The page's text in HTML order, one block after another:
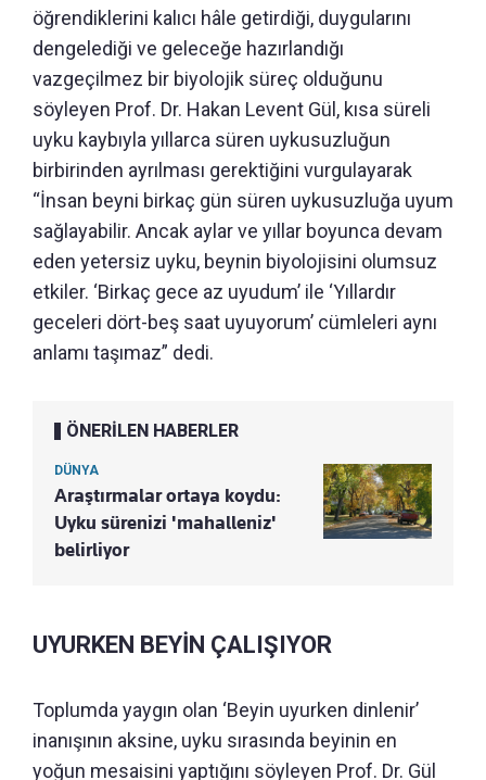
öğrendiklerini kalıcı hâle getirdiği, duygularını
dengelediği ve geleceğe hazırlandığı
vazgeçilmez bir biyolojik süreç olduğunu
söyleyen Prof. Dr. Hakan Levent Gül, kısa süreli
uyku kaybıyla yıllarca süren uykusuzluğun
birbirinden ayrılması gerektiğini vurgulayarak
“İnsan beyni birkaç gün süren uykusuzluğa uyum
sağlayabilir. Ancak aylar ve yıllar boyunca devam
eden yetersiz uyku, beynin biyolojisini olumsuz
etkiler. ‘Birkaç gece az uyudum’ ile ‘Yıllardır
geceleri dört-beş saat uyuyorum’ cümleleri aynı
anlamı taşımaz” dedi.
ÖNERİLEN HABERLER
DÜNYA
Araştırmalar ortaya koydu:
Uyku sürenizi 'mahalleniz'
belirliyor
UYURKEN BEYİN ÇALIŞIYOR
Toplumda yaygın olan ‘Beyin uyurken dinlenir’
inanışının aksine, uyku sırasında beyinin en
yoğun mesaisini yaptığını söyleyen Prof. Dr. Gül